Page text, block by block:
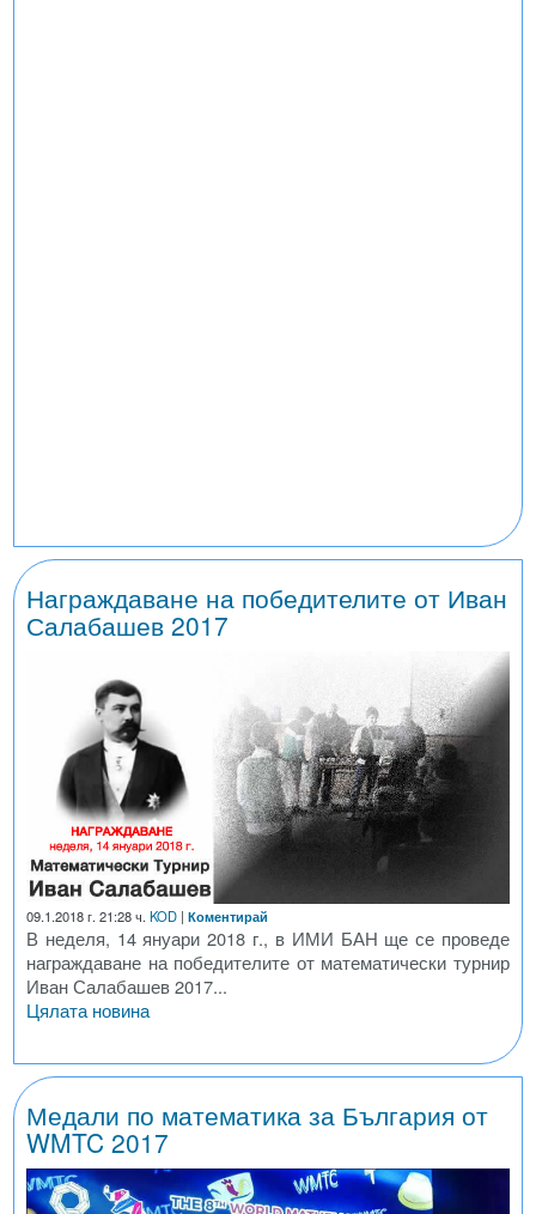
Награждаване на победителите от Иван
Салабашев 2017
09.1.2018 г. 21:28 ч. KOD | Коментирай
В неделя, 14 януари 2018 г., в ИМИ БАН ще се проведе
награждаване на победителите от математически турнир
Иван Салабашев 2017...
Цялата новина
Медали по математика за България от
WMTC 2017